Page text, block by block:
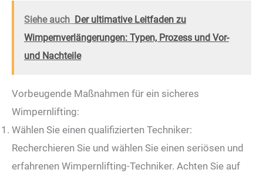
Siehe auch Der ultimative Leitfaden zu
Wimpernverlängerungen: Typen, Prozess und Vor-
und Nachteile
Vorbeugende Maßnahmen für ein sicheres
Wimpernlifting:
Wählen Sie einen qualifizierten Techniker:
Recherchieren Sie und wählen Sie einen seriösen und
erfahrenen Wimpernlifting-Techniker. Achten Sie auf